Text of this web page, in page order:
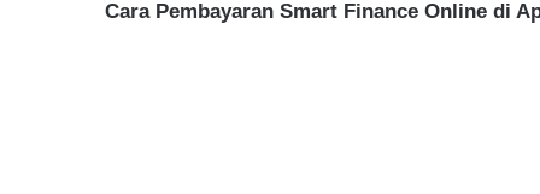
Cara Pembayaran Smart Finance Online di